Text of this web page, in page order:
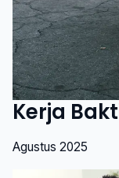
Kerja
Agustus 2025